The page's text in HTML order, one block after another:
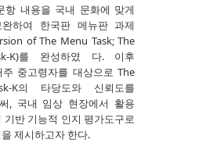
항 내용을 국내 문화에 맞게
하여 한국판 메뉴판 과제
of The Menu Task; The
K)를 완성하였 다. 이후
주 중고령자를 대상으로 The
K의 타당도와 신뢰도를
, 국내 임상 현장에서 활용
기반 기능적 인지 평가도구로
제시하고자 한다.